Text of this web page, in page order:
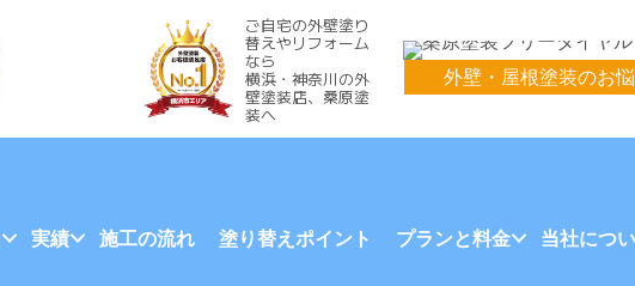
ご自宅の外壁塗り
替えやリフォーム
なら
横浜・神奈川の外
壁塗装店、桑原塗
装へ
外壁・屋根塗装のお
実績 施工の流れ 塗り替えポイント プランと料金 当社につ